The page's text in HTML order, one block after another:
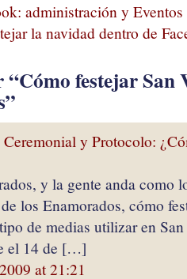
administración y Eventos
la navidad dentro de
festejar San
y Protocolo:
y la gente anda como
los Enamorados, cómo
de medias utilizar en
el 14 de […]
at 21:21